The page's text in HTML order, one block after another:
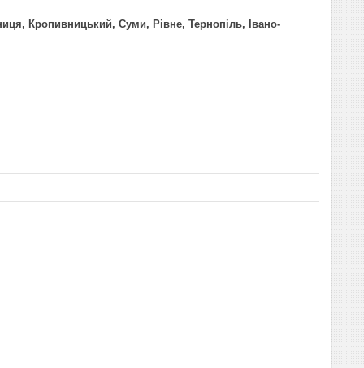
Кропивницький, Суми, Рівне, Тернопіль, Івано-